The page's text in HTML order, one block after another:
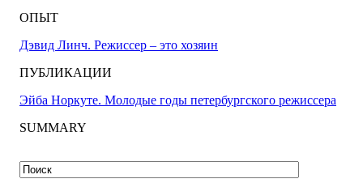
ОПЫТ
Дэвид Линч. Режиссер – это хозяин
ПУБЛИКАЦИИ
Эйба Норкуте. Молодые годы петербургского режиссера
SUMMARY